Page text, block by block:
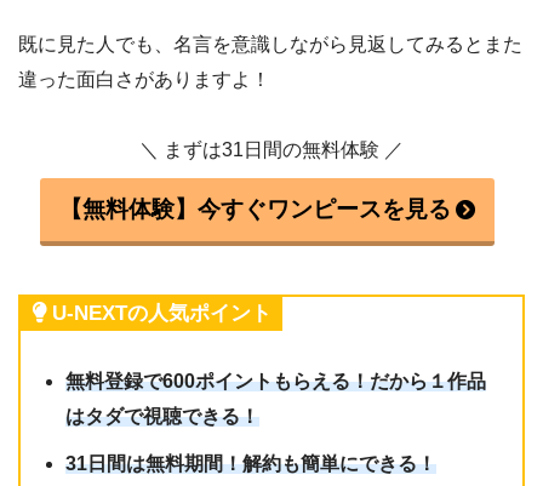
既に見た人でも、名言を意識しながら見返してみるとまた
違った面白さがありますよ！
＼ まずは31日間の無料体験 ／
【無料体験】今すぐワンピースを見る
U-NEXTの人気ポイント
無料登録で600ポイントもらえる！だから１作品
はタダで視聴できる！
31日間は無料期間！解約も簡単にできる！